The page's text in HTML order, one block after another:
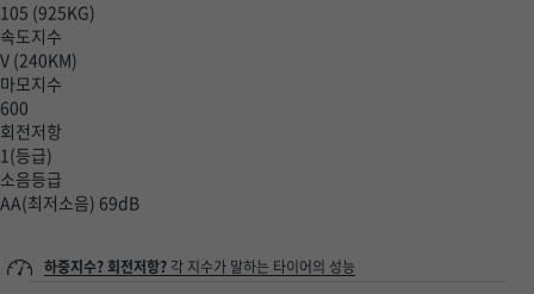
105 (925KG)
속도지수
V (240KM)
마모지수
600
회전저항
1 (등급)
소음등급
AA(최저소음) 69dB
하중지수? 회전저항? 각 지수가 말하는 타이어의 성능